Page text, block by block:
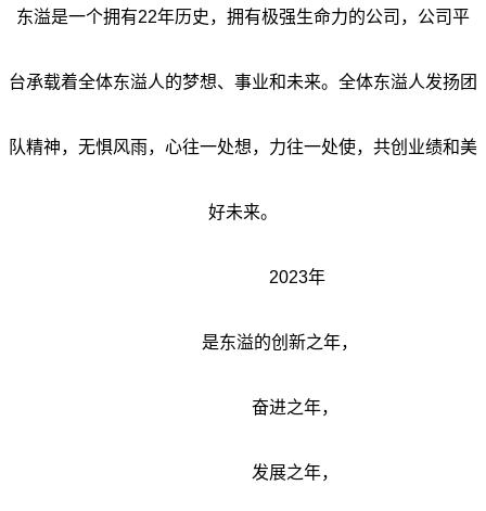
东溢是一个拥有22年历史， 拥有极强生命力的公司，公司平
台承载着全体东溢人的梦想、事业和未来。全体东溢人发扬团
队精神，无惧风雨，心往一处想，力往一处使，共创业绩和美
好未来。
2023年
是东溢的创新之年，
奋进之年，
发展之年，